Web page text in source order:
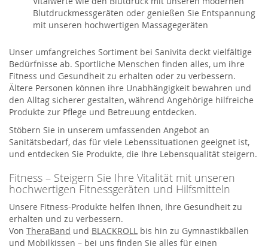
Blutdruckmessgeräten oder genießen Sie Entspannung
mit unseren hochwertigen Massagegeräten
Unser umfangreiches Sortiment bei Sanivita deckt vielfältige
Bedürfnisse ab. Sportliche Menschen finden alles, um ihre
Fitness und Gesundheit zu erhalten oder zu verbessern.
Ältere Personen können ihre Unabhängigkeit bewahren und
den Alltag sicherer gestalten, während Angehörige hilfreiche
Produkte zur Pflege und Betreuung entdecken.
Stöbern Sie in unserem umfassenden Angebot an
Sanitätsbedarf, das für viele Lebenssituationen geeignet ist,
und entdecken Sie Produkte, die Ihre Lebensqualität steigern.
Fitness – Steigern Sie Ihre Vitalität mit unseren
hochwertigen Fitnessgeräten und Hilfsmitteln
Unsere Fitness-Produkte helfen Ihnen, Ihre Gesundheit zu
erhalten und zu verbessern.
Von TheraBand und BLACKROLL bis hin zu Gymnastikbällen
und Mobilkissen – bei uns finden Sie alles für einen